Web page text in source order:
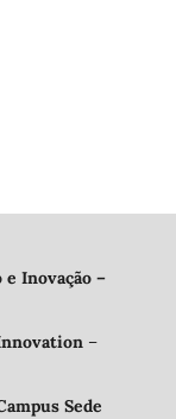
Inovação –
–
Sede